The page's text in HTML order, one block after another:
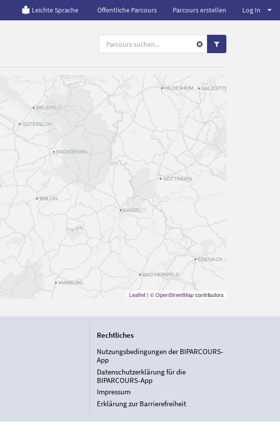
Leichte Sprache Öffentliche Parcours Parcours erstellen Log In
Leaflet| ©OpenStreetMapcontributors
Rechtliches
Nutzungsbedingungen der BIPARCOURS-
App
Datenschutzerklärung für die
BIPARCOURS-App
Impressum
Erklärung zur Barrierefreiheit